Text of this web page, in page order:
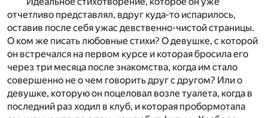
отчетливо представлял, вдруг куда-то испарилось,
оставив после себя ужас девственно-чистой страницы.
О ком же писать любовные стихи? О девушке, с которой
он встречался на первом курсе и которая бросила его
через три месяца после знакомства, когда им стало
совершенно не о чем говорить друг с другом? Или о
девушке, которую он поцеловал возле туалета, когда в
последний раз ходил в клуб, и которая пробормотала